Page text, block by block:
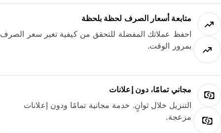
متابعة أسعار الصرف لحظة بلحظة
احفظ عملاتك المفضلة للتحقق من كيفية تغير سعر الصرف
بمرور الوقت.
مجاني تمامًا، دون إعلانات
التنزيل خلال ثوانٍ. خدمة مجانية تمامًا ودون إعلانات
مزعجة.